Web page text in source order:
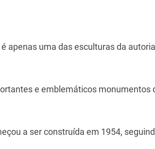
apenas uma das esculturas da
e emblemáticos monumentos
a ser construída em 1954,